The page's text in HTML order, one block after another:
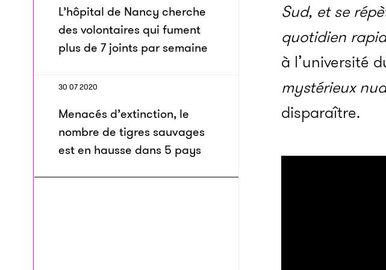
L’hôpital de Nancy cherche
des volontaires qui fument
plus de 7 joints par semaine
30 07 2020
Menacés d’extinction, le
nombre de tigres sauvages
est en hausse dans 5 pays
Sud, et se
quotidien
à l’université
mystérieux
disparaître.